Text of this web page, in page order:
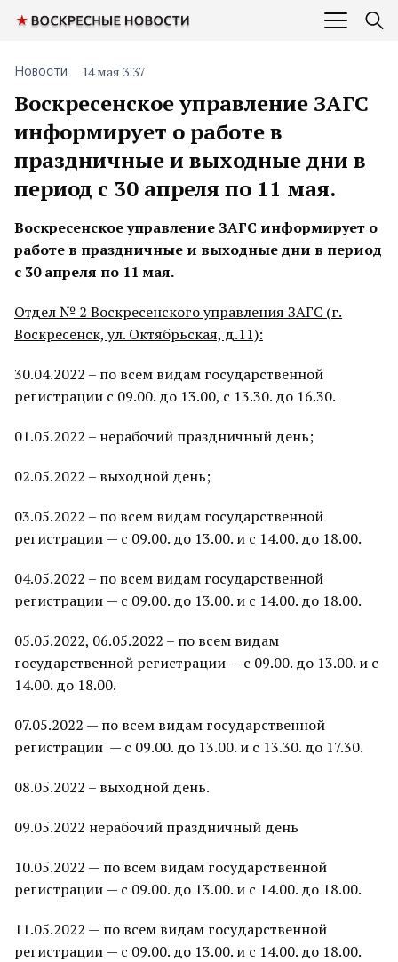
Воскресенское управление ЗАГС
информирует о работе в
праздничные и выходные дни в
период с 30 апреля по 11 мая.
Новости 14 мая 3:37
Воскресенское управление ЗАГС информирует о
работе в праздничные и выходные дни в период
с 30 апреля по 11 мая.
Отдел № 2 Воскресенского управления ЗАГС (г.
Воскресенск, ул. Октябрьская, д.11):
30.04.2022 – по всем видам государственной
регистрации с 09.00. до 13.00, с 13.30. до 16.30.
01.05.2022 – нерабочий праздничный день;
02.05.2022 – выходной день;
03.05.2022 – по всем видам государственной
регистрации — с 09.00. до 13.00. и с 14.00. до 18.00.
04.05.2022 – по всем видам государственной
регистрации — с 09.00. до 13.00. и с 14.00. до 18.00.
05.05.2022, 06.05.2022 – по всем видам
государственной регистрации — с 09.00. до 13.00. и с
14.00. до 18.00.
07.05.2022 — по всем видам государственной
регистрации — с 09.00. до 13.00. и с 13.30. до 17.30.
08.05.2022 – выходной день.
09.05.2022 нерабочий праздничный день
10.05.2022 — по всем видам государственной
регистрации — с 09.00. до 13.00. и с 14.00. до 18.00.
11.05.2022 — по всем видам государственной
регистрации — с 09.00. до 13.00. и с 14.00. до 18.00.